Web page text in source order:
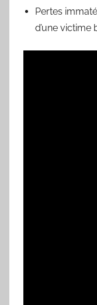
Pertes
d’une victime